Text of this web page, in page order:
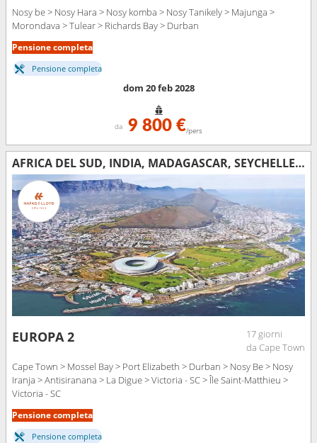
Nosy be > Nosy Hara > Nosy komba > Nosy Tanikely > Majunga >
Morondava > Tulear > Richards Bay > Durban
Pensione completa
Pensione completa
dom 20 feb 2028
da 9 800 €/pers
AFRICA DEL SUD, INDIA, MADAGASCAR, SEYCHELLES, ISLANDA
EUROPA 2
17 giorni
da Cape Town
Cape Town > Mossel Bay > Port Elizabeth > Durban > Nosy Be > Nosy
Iranja > Antisiranana > La Digue > Victoria - SC > Île Saint-Matthieu >
Victoria - SC
Pensione completa
Pensione completa